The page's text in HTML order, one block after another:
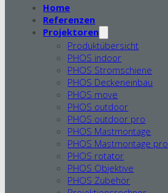
Home
Referenzen
Projektoren
Produktübersicht
PHOS indoor
PHOS Stromschiene
PHOS Deckeneinbau
PHOS move
PHOS outdoor
PHOS outdoor pro
PHOS Mastmontage
PHOS Mastmontage pro
PHOS rotator
PHOS Objektive
PHOS Zubehör